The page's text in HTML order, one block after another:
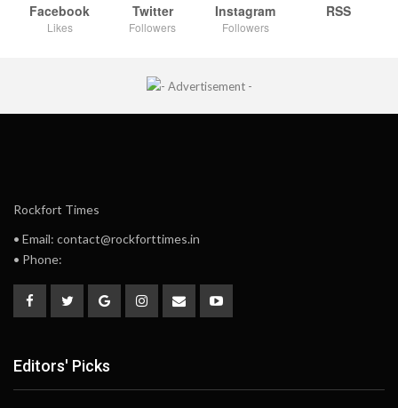
Facebook
Likes
Twitter
Followers
Instagram
Followers
RSS
Rockfort Times
• Email: contact@rockforttimes.in
• Phone:
Editors' Picks